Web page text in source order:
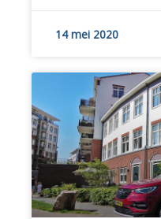
14 mei 2020